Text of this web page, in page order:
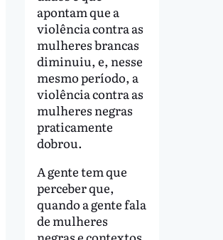
apontam que a
violência contra as
mulheres brancas
diminuiu, e, nesse
mesmo período, a
violência contra as
mulheres negras
praticamente
dobrou.
A gente tem que
perceber que,
quando a gente fala
de mulheres
negras e contextos